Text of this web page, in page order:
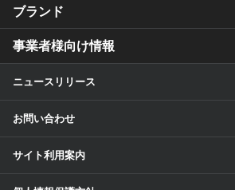
ブランド
事業者様向け情報
ニュースリリース
お問い合わせ
サイト利用案内